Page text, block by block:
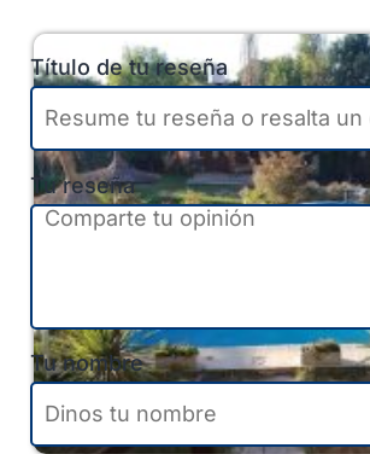
Título de tu reseña
Tu reseña
Tu nombre